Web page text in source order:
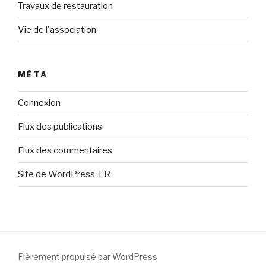
Travaux de restauration
Vie de l'association
MÉTA
Connexion
Flux des publications
Flux des commentaires
Site de WordPress-FR
Fièrement propulsé par WordPress